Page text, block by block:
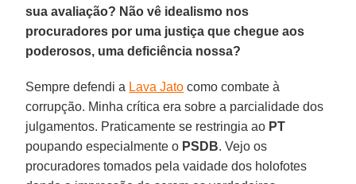
sua avaliação? Não vê idealismo nos
procuradores por uma justiça que chegue aos
poderosos, uma deficiência nossa?
Sempre defendi a Lava Jato como combate à
corrupção. Minha crítica era sobre a parcialidade dos
julgamentos. Praticamente se restringia ao PT
poupando especialmente o PSDB. Vejo os
procuradores tomados pela vaidade dos holofotes